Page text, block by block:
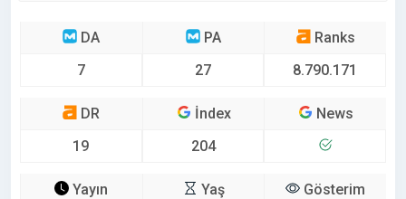
DA
7
PA
27
Ranks
8.790.171
DR
19
İndex
204
News
Yayın
Yaş
Gösterim